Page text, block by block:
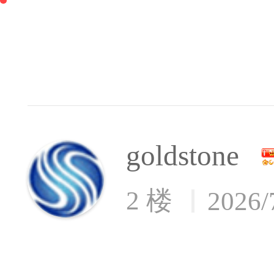
goldstone
2 楼